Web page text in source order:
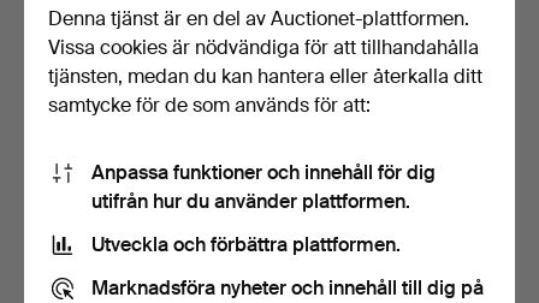
KLAUS FUSSMANN (GEB.
1938). vallmo.
Klubbades 31 mar 2026
UNBEKANNTER
KÜNSTLER. Landskap vid
Denna tjänst är en del av Auctionet-plattformen.
Vissa cookies är nödvändiga för att tillhandahålla
tjänsten, medan du kan hantera eller återkalla ditt
samtycke för de som används för att:
Anpassa funktioner och innehåll för dig
utifrån hur du använder plattformen.
Utveckla och förbättra plattformen.
Marknadsföra nyheter och innehåll till dig på